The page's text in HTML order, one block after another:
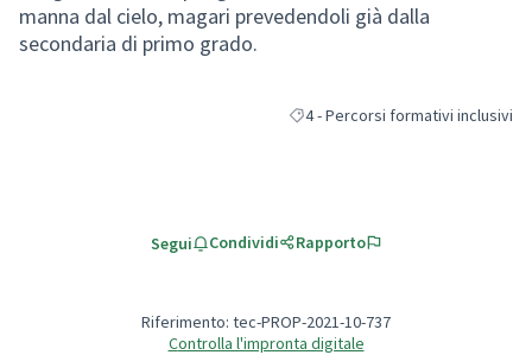
manna dal cielo, magari prevedendoli già dalla
secondaria di primo grado.
Filtra i risultati per categoria: 4 -
4 - Percorsi formativi inclusivi
Segui Condividi Rapporto
Riferimento: tec-PROP-2021-10-737
Controlla l'impronta digitale